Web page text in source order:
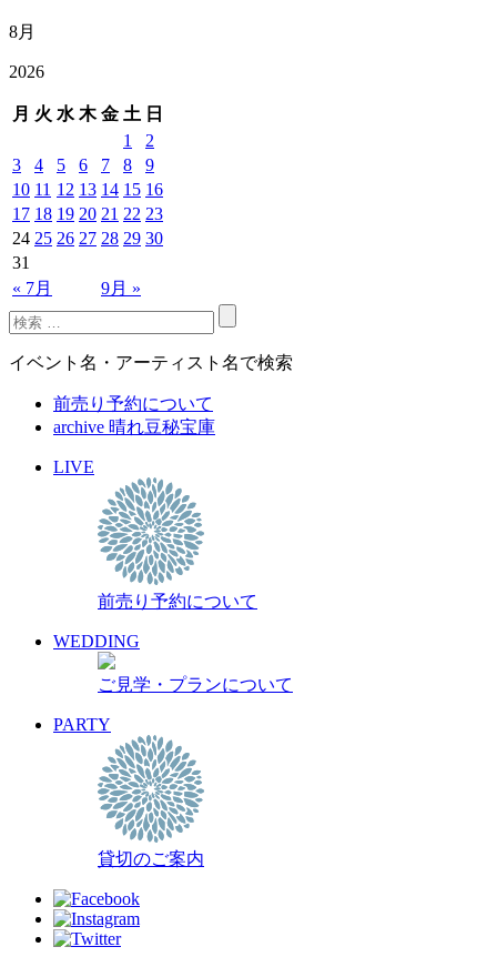
8月
2026
月 火 水 木 金 土 日
« 7月 9月 »
1
2
3
4 5 6 7 8
9
10 11 12 13 14 15 16
17 18 19 20 21 22 23
24 25 26 27 28 29 30
31
イベント名・アーティスト名で検索
前売り予約について
archive 晴れ豆秘宝庫
LIVE
前売り予約について
WEDDING
ご見学・プランについて
PARTY
貸切のご案内